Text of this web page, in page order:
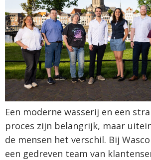
Een moderne wasserij en een
proces zijn belangrijk, maar
de mensen het verschil. Bij
een gedreven team van